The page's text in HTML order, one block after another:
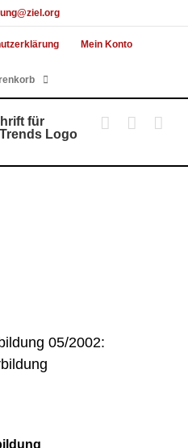
Mein Konto
05/2002: